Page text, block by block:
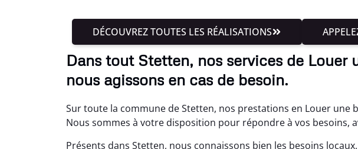
DÉCOUVREZ TOUTES LES RÉALISATIONS
Dans tout Stetten, nos services de Louer
nous agissons en cas de besoin.
Sur toute la commune de Stetten, nos prestations en Louer une
Nous sommes à votre disposition pour répondre à vos besoins,
Présents dans Stetten, nous connaissons bien les besoins locaux.